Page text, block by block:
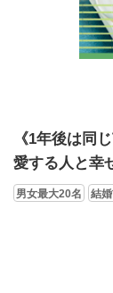
《1年後は同
愛する人と幸
男女最大20名 結